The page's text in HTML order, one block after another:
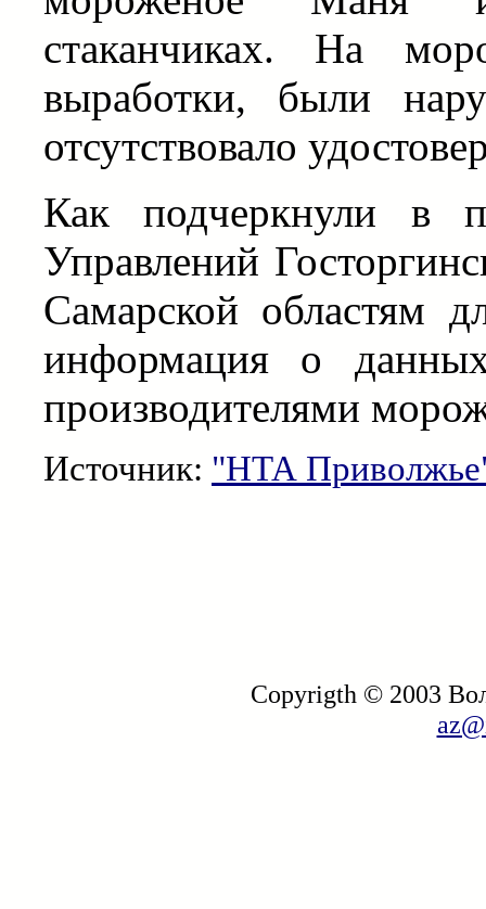
стаканчиках. На
выработки, были
отсутствовало
Как подчеркнули в
Управлений
Самарской областям
информация о
производителями
Источник: "НТА
Copyrigth © 2003